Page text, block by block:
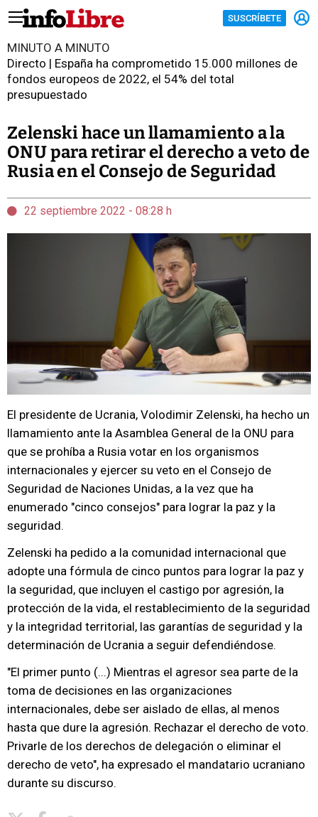
SUSCRÍBETE
MINUTO A MINUTO
Directo | España ha comprometido 15.000 millones de
fondos europeos de 2022, el 54% del total
presupuestado
Zelenski hace un llamamiento a la
ONU para retirar el derecho a veto de
Rusia en el Consejo de Seguridad
22 septiembre 2022 - 08:28 h
El presidente de Ucrania, Volodimir Zelenski, ha hecho un
llamamiento ante la Asamblea General de la ONU para
que se prohíba a Rusia votar en los organismos
internacionales y ejercer su veto en el Consejo de
Seguridad de Naciones Unidas, a la vez que ha
enumerado "cinco consejos" para lograr la paz y la
seguridad.
Zelenski ha pedido a la comunidad internacional que
adopte una fórmula de cinco puntos para lograr la paz y
la seguridad, que incluyen el castigo por agresión, la
protección de la vida, el restablecimiento de la seguridad
y la integridad territorial, las garantías de seguridad y la
determinación de Ucrania a seguir defendiéndose.
"El primer punto (...) Mientras el agresor sea parte de la
toma de decisiones en las organizaciones
internacionales, debe ser aislado de ellas, al menos
hasta que dure la agresión. Rechazar el derecho de voto.
Privarle de los derechos de delegación o eliminar el
derecho de veto", ha expresado el mandatario ucraniano
durante su discurso.